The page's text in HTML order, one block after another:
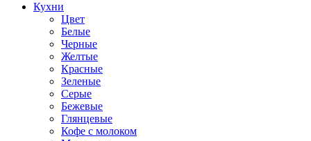
Кухни
Цвет
Белые
Черные
Желтые
Красные
Зеленые
Серые
Бежевые
Глянцевые
Кофе с молоком